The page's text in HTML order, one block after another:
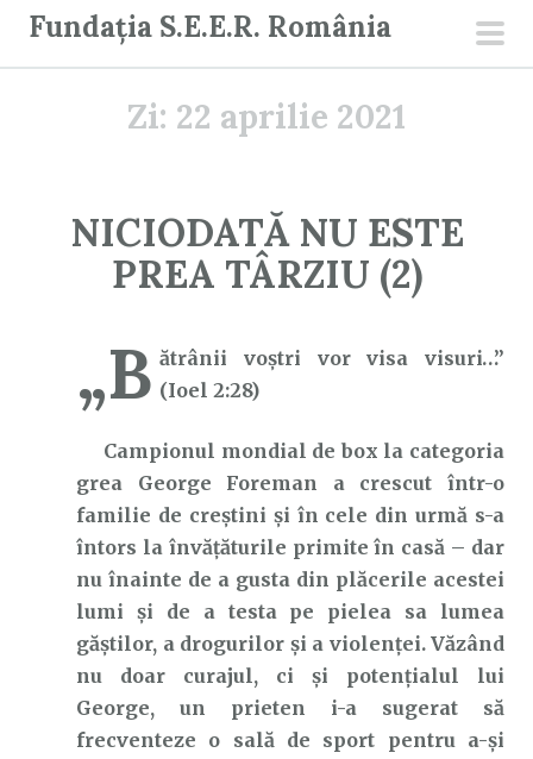
Fundația S.E.E.R. România
Zi: 22 aprilie 2021
NICIODATĂ NU ESTE
PREA TÂRZIU (2)
„B ătrânii voştri vor visa visuri…”
(Ioel 2:28)
Campionul mondial de box la categoria
grea George Foreman a crescut într-o
familie de creștini și în cele din urmă s-a
întors la învățăturile primite în casă – dar
nu înainte de a gusta din plăcerile acestei
lumi și de a testa pe pielea sa lumea
găștilor, a drogurilor și a violenței. Văzând
nu doar curajul, ci și potențialul lui
George, un prieten i-a sugerat să
frecventeze o sală de sport pentru a-și